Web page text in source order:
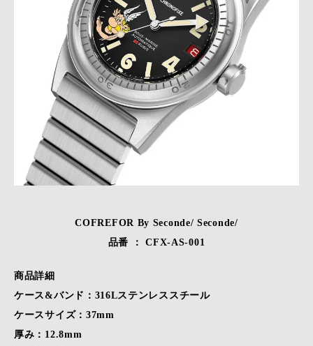
COFREFOR By Seconde/ Seconde/
品番 ： CFX-AS-001
商品詳細
ケース&バンド：316Lステンレススチール
ケースサイズ：37mm
厚み：12.8mm